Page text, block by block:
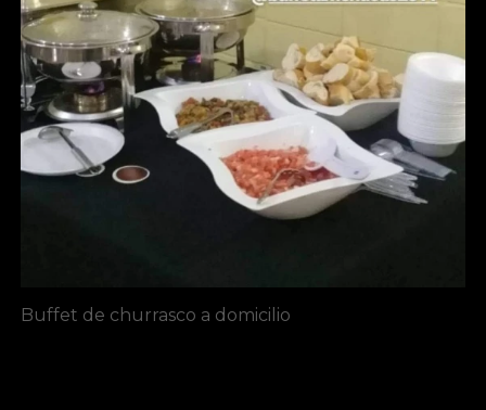
Buffet de churrasco a domicilio